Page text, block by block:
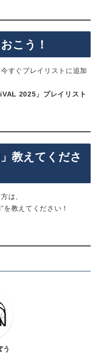
こう！
すぐプレイリストに追加
2025」プレイリスト
教えてくださ
は、
教えてください！
う